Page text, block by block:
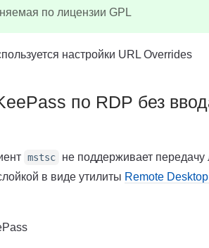
по лицензии GPL
настройки URL Overrides
по RDP без
mstsc
не поддерживает
в виде утилиты Remote